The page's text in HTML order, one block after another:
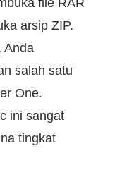
arsip ZIP.
Anda
salah satu
One.
ini sangat
tingkat